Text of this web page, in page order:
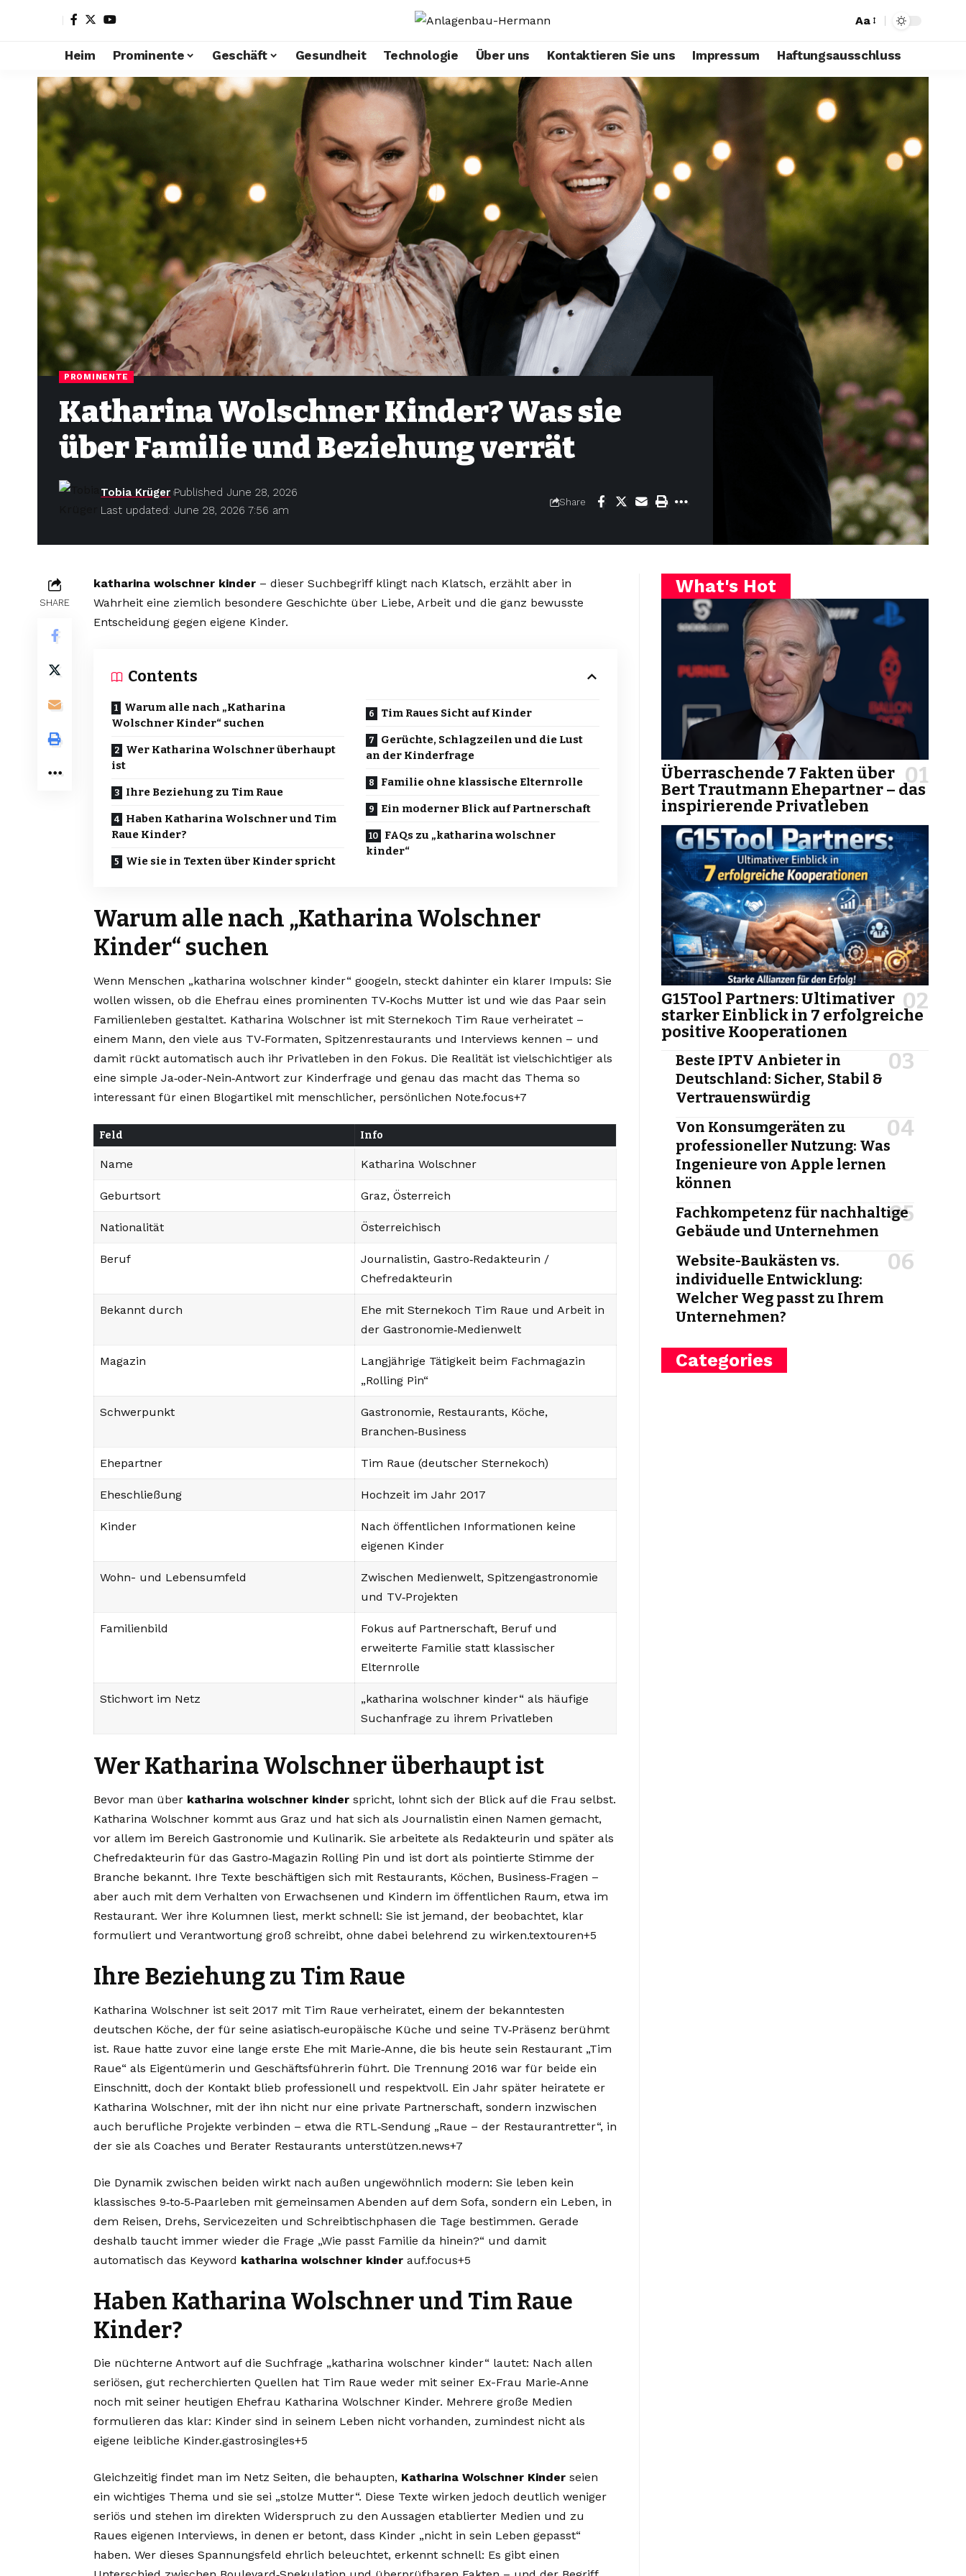
Aa
Heim Prominente Geschäft Gesundheit Technologie Über uns Kontaktieren Sie uns Impressum Haftungsausschluss
PROMINENTE
Katharina Wolschner Kinder? Was sie
über Familie und Beziehung verrät
Last updated: June 28, 2026 7:56 am
Tobia Krüger Published June 28, 2026
Share
SHARE
katharina wolschner kinder – dieser Suchbegriff klingt nach Klatsch, erzählt aber in
Wahrheit eine ziemlich besondere Geschichte über Liebe, Arbeit und die ganz bewusste
Entscheidung gegen eigene Kinder.
Contents
Warum alle nach „Katharina
Wolschner Kinder“ suchen
Wer Katharina Wolschner überhaupt
ist
Ihre Beziehung zu Tim Raue
Haben Katharina Wolschner und Tim
Raue Kinder?
Wie sie in Texten über Kinder spricht
Tim Raues Sicht auf Kinder
Gerüchte, Schlagzeilen und die Lust
an der Kinderfrage
Familie ohne klassische Elternrolle
Ein moderner Blick auf Partnerschaft
FAQs zu „katharina wolschner
kinder“
Warum alle nach „Katharina Wolschner
Kinder“ suchen
Wenn Menschen „katharina wolschner kinder“ googeln, steckt dahinter ein klarer Impuls: Sie
wollen wissen, ob die Ehefrau eines prominenten TV‑Kochs Mutter ist und wie das Paar sein
Familienleben gestaltet. Katharina Wolschner ist mit Sternekoch Tim Raue verheiratet –
einem Mann, den viele aus TV‑Formaten, Spitzenrestaurants und Interviews kennen – und
damit rückt automatisch auch ihr Privatleben in den Fokus. Die Realität ist vielschichtiger als
eine simple Ja‑oder‑Nein‑Antwort zur Kinderfrage und genau das macht das Thema so
interessant für einen Blogartikel mit menschlicher, persönlichen Note.focus+7
Feld Info
Name Katharina Wolschner
Geburtsort Graz, Österreich
Nationalität Österreichisch
Beruf
Journalistin, Gastro‑Redakteurin /
Chefredakteurin
Bekannt durch
Ehe mit Sternekoch Tim Raue und Arbeit in
der Gastronomie‑Medienwelt
Magazin
Langjährige Tätigkeit beim Fachmagazin
„Rolling Pin“
Schwerpunkt
Gastronomie, Restaurants, Köche,
Branchen‑Business
Ehepartner Tim Raue (deutscher Sternekoch)
Eheschließung Hochzeit im Jahr 2017
Kinder
Nach öffentlichen Informationen keine
eigenen Kinder
Wohn- und Lebensumfeld
Zwischen Medienwelt, Spitzengastronomie
und TV‑Projekten
Familienbild
Fokus auf Partnerschaft, Beruf und
erweiterte Familie statt klassischer
Elternrolle
Stichwort im Netz
„katharina wolschner kinder“ als häufige
Suchanfrage zu ihrem Privatleben
Wer Katharina Wolschner überhaupt ist
Bevor man über katharina wolschner kinder spricht, lohnt sich der Blick auf die Frau selbst.
Katharina Wolschner kommt aus Graz und hat sich als Journalistin einen Namen gemacht,
vor allem im Bereich Gastronomie und Kulinarik. Sie arbeitete als Redakteurin und später als
Chefredakteurin für das Gastro‑Magazin Rolling Pin und ist dort als pointierte Stimme der
Branche bekannt. Ihre Texte beschäftigen sich mit Restaurants, Köchen, Business‑Fragen –
aber auch mit dem Verhalten von Erwachsenen und Kindern im öffentlichen Raum, etwa im
Restaurant. Wer ihre Kolumnen liest, merkt schnell: Sie ist jemand, der beobachtet, klar
formuliert und Verantwortung groß schreibt, ohne dabei belehrend zu wirken.textouren+5
Ihre Beziehung zu Tim Raue
Katharina Wolschner ist seit 2017 mit Tim Raue verheiratet, einem der bekanntesten
deutschen Köche, der für seine asiatisch‑europäische Küche und seine TV‑Präsenz berühmt
ist. Raue hatte zuvor eine lange erste Ehe mit Marie‑Anne, die bis heute sein Restaurant „Tim
Raue“ als Eigentümerin und Geschäftsführerin führt. Die Trennung 2016 war für beide ein
Einschnitt, doch der Kontakt blieb professionell und respektvoll. Ein Jahr später heiratete er
Katharina Wolschner, mit der ihn nicht nur eine private Partnerschaft, sondern inzwischen
auch berufliche Projekte verbinden – etwa die RTL‑Sendung „Raue – der Restaurantretter“, in
der sie als Coaches und Berater Restaurants unterstützen.news+7
Die Dynamik zwischen beiden wirkt nach außen ungewöhnlich modern: Sie leben kein
klassisches 9‑to‑5‑Paarleben mit gemeinsamen Abenden auf dem Sofa, sondern ein Leben, in
dem Reisen, Drehs, Servicezeiten und Schreibtischphasen die Tage bestimmen. Gerade
deshalb taucht immer wieder die Frage „Wie passt Familie da hinein?“ und damit
automatisch das Keyword katharina wolschner kinder auf.focus+5
Haben Katharina Wolschner und Tim Raue
Kinder?
Die nüchterne Antwort auf die Suchfrage „katharina wolschner kinder“ lautet: Nach allen
seriösen, gut recherchierten Quellen hat Tim Raue weder mit seiner Ex-Frau Marie‑Anne
noch mit seiner heutigen Ehefrau Katharina Wolschner Kinder. Mehrere große Medien
formulieren das klar: Kinder sind in seinem Leben nicht vorhanden, zumindest nicht als
eigene leibliche Kinder.gastrosingles+5
Gleichzeitig findet man im Netz Seiten, die behaupten, Katharina Wolschner Kinder seien
ein wichtiges Thema und sie sei „stolze Mutter“. Diese Texte wirken jedoch deutlich weniger
seriös und stehen im direkten Widerspruch zu den Aussagen etablierter Medien und zu
Raues eigenen Interviews, in denen er betont, dass Kinder „nicht in sein Leben gepasst“
haben. Wer dieses Spannungsfeld ehrlich beleuchtet, erkennt schnell: Es gibt einen
What's Hot
Überraschende 7 Fakten über
Bert Trautmann Ehepartner – das
inspirierende Privatleben
G15Tool Partners: Ultimativer
starker Einblick in 7 erfolgreiche
positive Kooperationen
Beste IPTV Anbieter in
Deutschland: Sicher, Stabil &
Vertrauenswürdig
Von Konsumgeräten zu
professioneller Nutzung: Was
Ingenieure von Apple lernen
können
Fachkompetenz für nachhaltige
Gebäude und Unternehmen
Website-Baukästen vs.
individuelle Entwicklung:
Welcher Weg passt zu Ihrem
Unternehmen?
Categories